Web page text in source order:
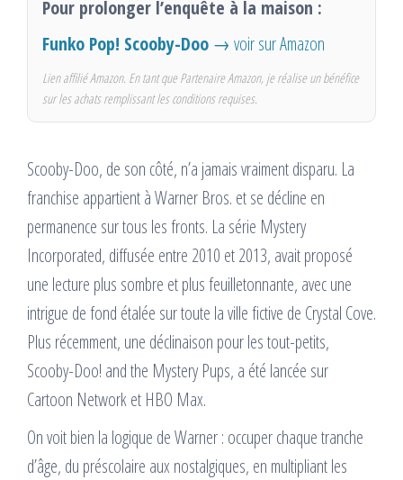
Pour prolonger l’enquête à la maison :
Funko Pop! Scooby-Doo → voir sur Amazon
Lien affilié Amazon. En tant que Partenaire Amazon, je réalise un bénéfice
sur les achats remplissant les conditions requises.
Scooby-Doo, de son côté, n’a jamais vraiment disparu. La
franchise appartient à Warner Bros. et se décline en
permanence sur tous les fronts. La série Mystery
Incorporated, diffusée entre 2010 et 2013, avait proposé
une lecture plus sombre et plus feuilletonnante, avec une
intrigue de fond étalée sur toute la ville fictive de Crystal Cove.
Plus récemment, une déclinaison pour les tout-petits,
Scooby-Doo! and the Mystery Pups, a été lancée sur
Cartoon Network et HBO Max.
On voit bien la logique de Warner : occuper chaque tranche
d’âge, du préscolaire aux nostalgiques, en multipliant les